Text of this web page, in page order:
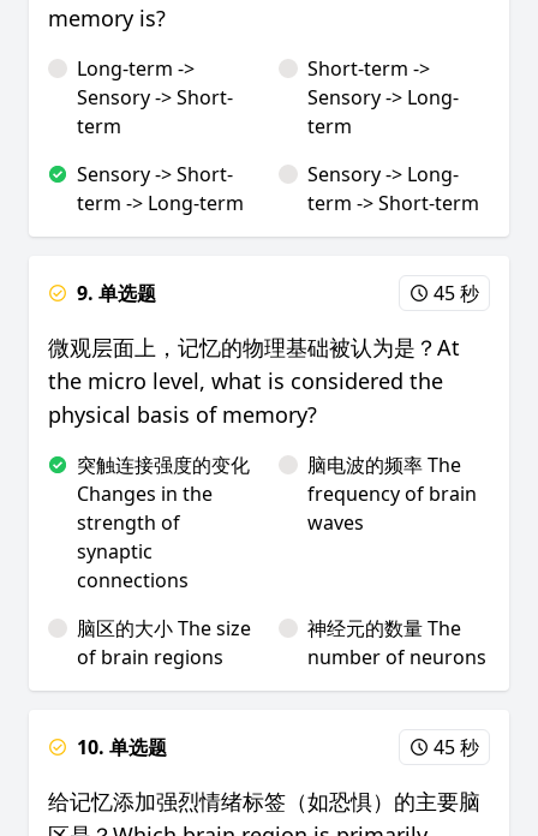
memory is?
Long-term ->
Sensory -> Short-
term
Short-term ->
Sensory -> Long-
term
Sensory -> Short-
term -> Long-term
Sensory -> Long-
term -> Short-term
9. 单选题 45 秒
微观层面上，记忆的物理基础被认为是？At
the micro level, what is considered the
physical basis of memory?
突触连接强度的变化
Changes in the
strength of
synaptic
connections
脑电波的频率 The
frequency of brain
waves
脑区的大小 The size
of brain regions
神经元的数量 The
number of neurons
10. 单选题 45 秒
给记忆添加强烈情绪标签（如恐惧）的主要脑